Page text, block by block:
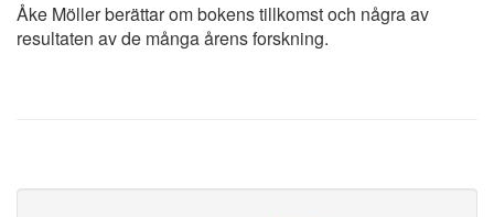
Åke Möller berättar om bokens tillkomst och några av
resultaten av de många årens forskning.